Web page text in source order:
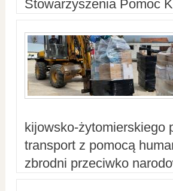
Stowarzyszenia Pomoc
kijowsko-żytomierskiego
transport z pomocą
zbrodni przeciwko